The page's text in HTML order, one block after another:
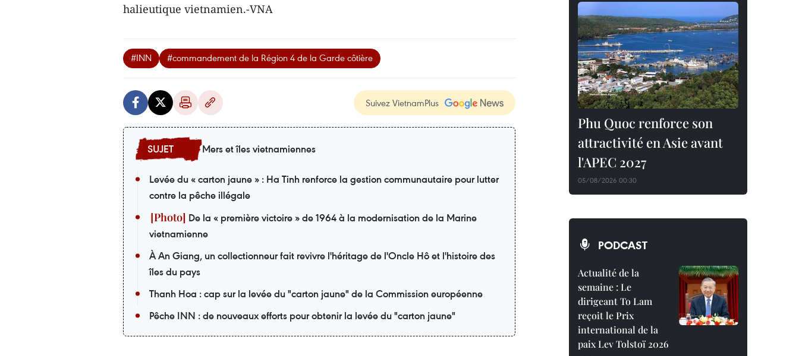
halieutique vietnamien.-VNA
#INN #commandement de la Région 4 de la Garde côtière
Suivez VietnamPlus
Mers et îles vietnamiennes
Levée du « carton jaune » : Ha Tinh renforce la gestion communautaire pour lutter
contre la pêche illégale
De la « première victoire » de 1964 à la modernisation de la Marine
vietnamienne
À An Giang, un collectionneur fait revivre l'héritage de l'Oncle Hô et l'histoire des
îles du pays
Thanh Hoa : cap sur la levée du "carton jaune" de la Commission européenne
Pêche INN : de nouveaux efforts pour obtenir la levée du "carton jaune"
Phu Quoc renforce son
attractivité en Asie avant
l'APEC 2027
05/08/2026 00:30
PODCAST
Actualité de la
semaine : Le
dirigeant To Lam
reçoit le Prix
international de la
paix Lev Tolstoï 2026